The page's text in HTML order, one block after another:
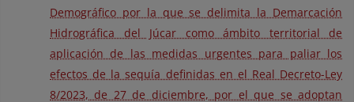
Demográfico por la que se delimita la Demarcación
Hidrográfica del Júcar como ámbito territorial de
aplicación de las medidas urgentes para paliar los
efectos de la sequía definidas en el Real Decreto-Ley
8/2023, de 27 de diciembre, por el que se adoptan